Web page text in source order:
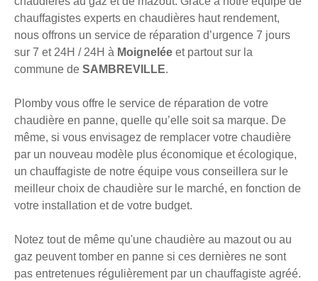
chauffagistes experts en chaudières haut rendement,
nous offrons un service de réparation d’urgence 7 jours
sur 7 et 24H / 24H à Moignelée et partout sur la
commune de SAMBREVILLE.
Plomby vous offre le service de réparation de votre
chaudière en panne, quelle qu’elle soit sa marque. De
même, si vous envisagez de remplacer votre chaudière
par un nouveau modèle plus économique et écologique,
un chauffagiste de notre équipe vous conseillera sur le
meilleur choix de chaudière sur le marché, en fonction de
votre installation et de votre budget.
Notez tout de même qu'une chaudière au mazout ou au
gaz peuvent tomber en panne si ces dernières ne sont
pas entretenues régulièrement par un chauffagiste agréé.